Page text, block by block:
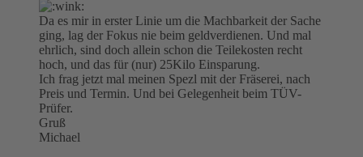
Da es mir in erster Linie um die Machbarkeit der Sache
ging, lag der Fokus nie beim geldverdienen. Und mal
ehrlich, sind doch allein schon die Teilekosten recht
hoch, und das für (nur) 25Kilo Einsparung.
Ich frag jetzt mal meinen Spezl mit der Fräserei, nach
Preis und Termin. Und bei Gelegenheit beim TÜV-
Prüfer.
Gruß
Michael